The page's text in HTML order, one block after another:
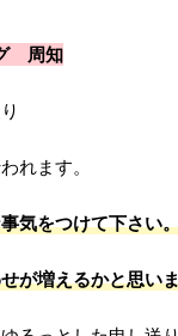
周知
れます。
気をつけて下さい
が増えるかと思い